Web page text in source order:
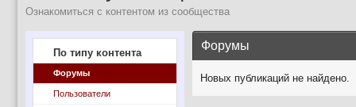
Ознакомиться с контентом из сообщества
По типу контента
Форумы
Пользователи
Форумы
Новых публикаций не найдено.